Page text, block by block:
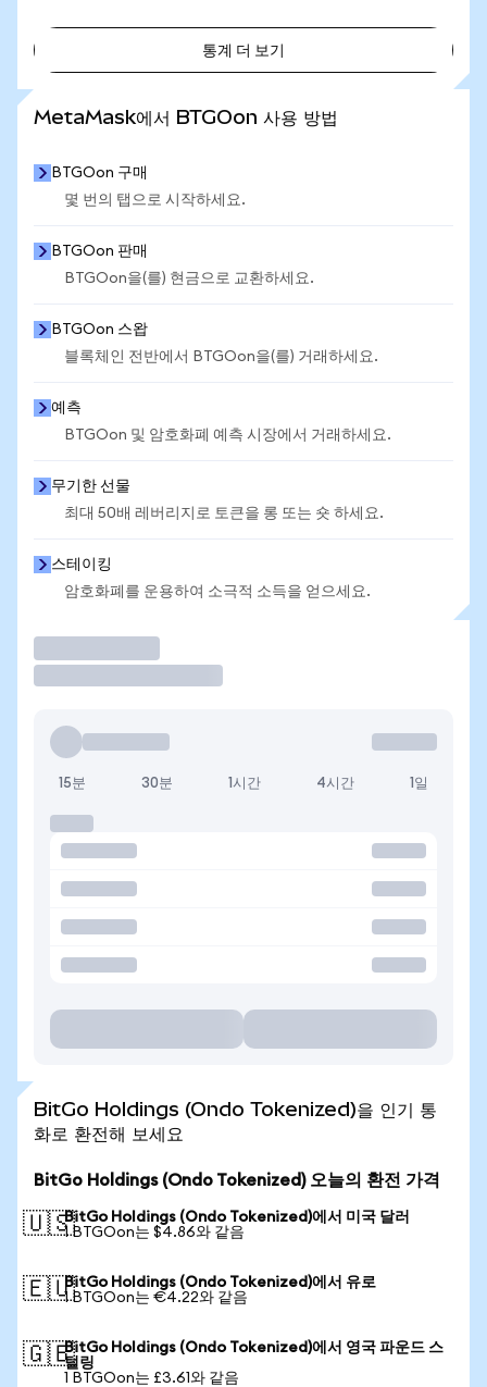
통계 더 보기
MetaMask에서 BTGOon 사용 방법
BTGOon 구매
몇 번의 탭으로 시작하세요.
BTGOon 판매
BTGOon을(를) 현금으로 교환하세요.
BTGOon 스왑
블록체인 전반에서 BTGOon을(를) 거래하세요.
예측
BTGOon 및 암호화폐 예측 시장에서 거래하세요.
무기한 선물
최대 50배 레버리지로 토큰을 롱 또는 숏 하세요.
스테이킹
암호화폐를 운용하여 소극적 소득을 얻으세요.
15분 30분 1시간 4시간 1일
BitGo Holdings (Ondo Tokenized)을 인기 통
화로 환전해 보세요
BitGo Holdings (Ondo Tokenized) 오늘의 환전 가격
🇺🇸BitGo Holdings (Ondo Tokenized)에서 미국 달러
1 BTGOon는 $4.86와 같음
🇪🇺BitGo Holdings (Ondo Tokenized)에서 유로
1 BTGOon는 €4.22와 같음
🇬🇧BitGo Holdings (Ondo Tokenized)에서 영국 파운드 스
털링
1 BTGOon는 £3.61와 같음